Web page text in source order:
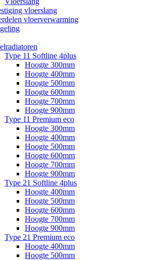
vloerslang
vloerverwarming
Type 11 Softline 4plus
Hoogte 300mm
Hoogte 400mm
Hoogte 500mm
Hoogte 600mm
Hoogte 700mm
Hoogte 900mm
Type 11 Premium eco
Hoogte 300mm
Hoogte 400mm
Hoogte 500mm
Hoogte 600mm
Hoogte 700mm
Hoogte 900mm
Type 21 Softline 4plus
Hoogte 400mm
Hoogte 500mm
Hoogte 600mm
Hoogte 700mm
Hoogte 900mm
Type 21 Premium eco
Hoogte 400mm
Hoogte 500mm